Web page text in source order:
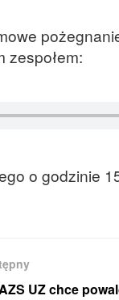
zespołem:
o godzinie
UZ chce